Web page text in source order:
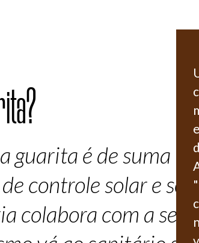
é de suma
controle solar e
colabora com a